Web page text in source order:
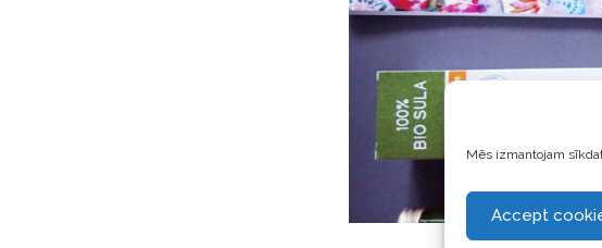
Mēs izmantojam
Accept